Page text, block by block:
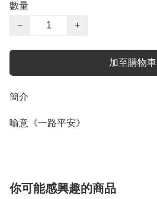
數量
−
+
加至購物車
簡介
喻意《一路平安》
你可能感興趣的商品